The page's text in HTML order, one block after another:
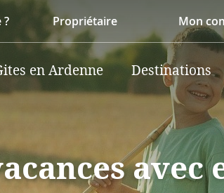
? Propriétaire Mon
en Ardenne Destinations
avec